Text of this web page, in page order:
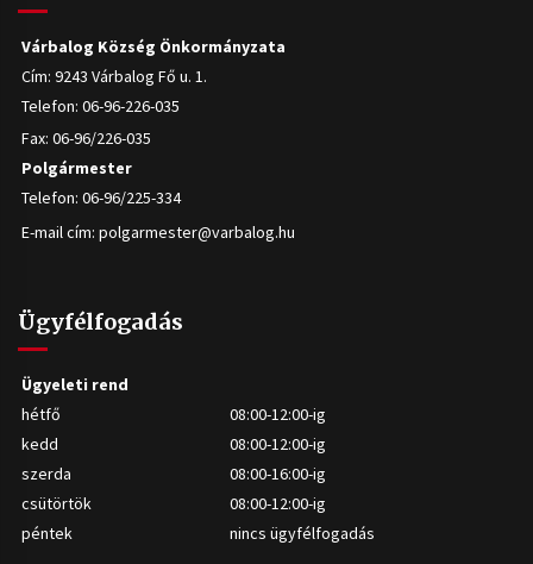
Várbalog Község Önkormányzata
Cím: 9243 Várbalog Fő u. 1.
Telefon: 06-96-226-035
Fax: 06-96/226-035
Polgármester
Telefon: 06-96/225-334
E-mail cím: polgarmester@varbalog.hu
Ügyfélfogadás
Ügyeleti rend
hétfő
08:00-12:00-ig
kedd
08:00-12:00-ig
szerda
08:00-16:00-ig
csütörtök
08:00-12:00-ig
péntek
nincs ügyfélfogadás